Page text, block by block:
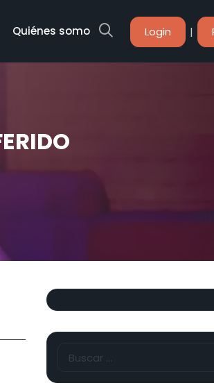
Quiénes somos Login |